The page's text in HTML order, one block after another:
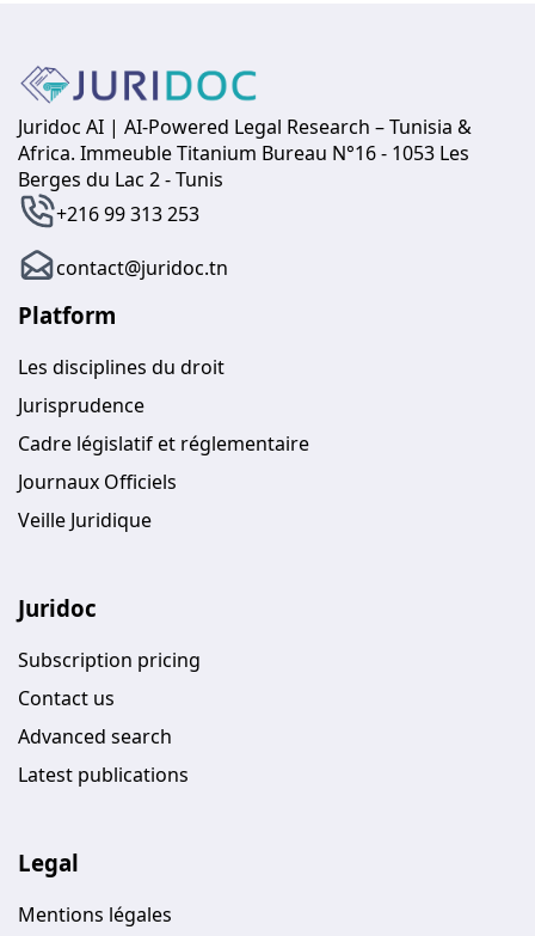
Juridoc AI | AI-Powered Legal Research – Tunisia &
Africa. Immeuble Titanium Bureau N°16 - 1053 Les
Berges du Lac 2 - Tunis
+216 99 313 253
contact@juridoc.tn
Platform
Les disciplines du droit
Jurisprudence
Cadre législatif et réglementaire
Journaux Officiels
Veille Juridique
Juridoc
Subscription pricing
Contact us
Advanced search
Latest publications
Legal
Mentions légales